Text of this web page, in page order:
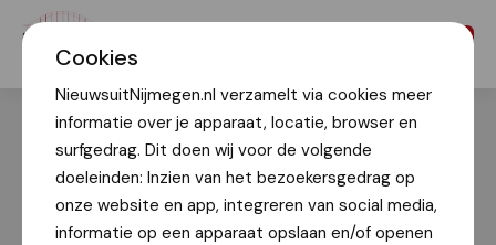
Cookies
NieuwsuitNijmegen.nl verzamelt via cookies meer
informatie over je apparaat, locatie, browser en
surfgedrag. Dit doen wij voor de volgende
doeleinden: Inzien van het bezoekersgedrag op
onze website en app, integreren van social media,
informatie op een apparaat opslaan en/of openen